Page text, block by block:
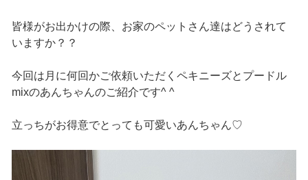
皆様がお出かけの際、お家のペットさん達はどうされて
いますか？？
今回は月に何回かご依頼いただくペキニーズとプードル
mixのあんちゃんのご紹介です^ ^
立っちがお得意でとっても可愛いあんちゃん♡